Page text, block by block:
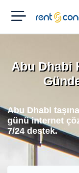
RENT'N
CONNECT
Abu Dhabi
Abu Dhabi
günü internet
7/24 destek.